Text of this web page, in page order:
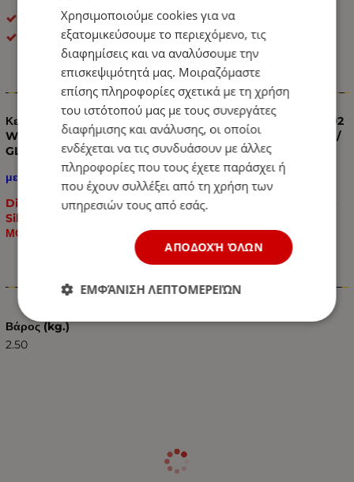
Κεντρικές Μάσκες Αυτοκινήτου
Πληροφορίες
Κεντρική Μάσκα για Mercedes Benz GLE Class Coupe / C292
W292 2015 - 2016 - 2017 - 2018 - 2019 GLE350 / GLE350 400 /
GLE43
με τρύπα κάμερας.
Diamond Grille For Mercedes W/C292 GLE-Class 2015-2019
Silver
ΜΟΝΟ ΤΑ ΜΟΝΤΕΛΑ FIT W292 C292
Χαρακτηριστικά
Βάρος (kg.)
2.50
Χρησιμοποιούμε cookies για να
εξατομικεύσουμε το περιεχόμενο, τις
διαφημίσεις και να αναλύσουμε την
επισκεψιμότητά μας. Μοιραζόμαστε
επίσης πληροφορίες σχετικά με τη χρήση
του ιστότοπού μας με τους συνεργάτες
διαφήμισης και ανάλυσης, οι οποίοι
ενδέχεται να τις συνδυάσουν με άλλες
πληροφορίες που τους έχετε παράσχει ή
που έχουν συλλέξει από τη χρήση των
υπηρεσιών τους από εσάς.
ΑΠΟΔΟΧΉ ΌΛΩΝ
ΕΜΦΆΝΙΣΗ ΛΕΠΤΟΜΕΡΕΙΏΝ